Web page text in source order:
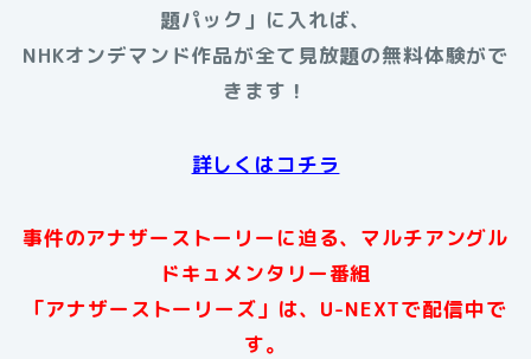
題パック」に入れば、
NHKオンデマンド作品が全て見放題の無料体験がで
きます！
詳しくはコチラ
事件のアナザーストーリーに迫る、マルチアングル
ドキュメンタリー番組
「アナザーストーリーズ」は、U-NEXTで配信中で
す。